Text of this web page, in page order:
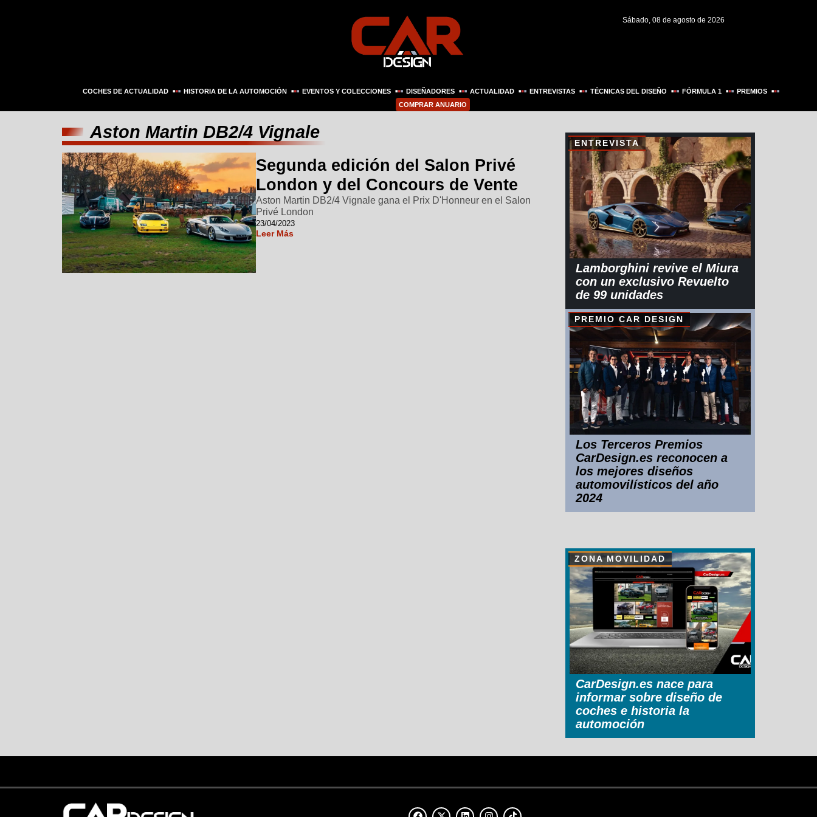
Sábado, 08 de agosto de 2026
COCHES DE ACTUALIDAD HISTORIA DE LA AUTOMOCIÓN EVENTOS Y COLECCIONES DISEÑADORES ACTUALIDAD ENTREVISTAS TÉCNICAS DEL DISEÑO FÓRMULA 1
PREMIOS
COMPRAR ANUARIO
Aston Martin DB2/4 Vignale
Segunda edición del Salon Privé
London y del Concours de Vente
Aston Martin DB2/4 Vignale gana el Prix D'Honneur en el Salon
Privé London
23/04/2023
Leer Más
ENTREVISTA
Lamborghini revive el Miura
con un exclusivo Revuelto
de 99 unidades
PREMIO CAR DESIGN
Los Terceros Premios
CarDesign.es reconocen a
los mejores diseños
automovilísticos del año
2024
ZONA MOVILIDAD
CarDesign.es nace para
informar sobre diseño de
coches e historia la
automoción